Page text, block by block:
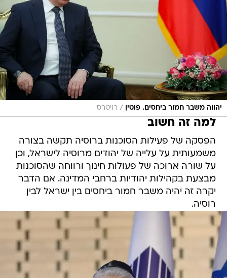
יהווה משבר חמור ביחסים. פוטין / רויטרס
למה זה חשוב
הפסקה של פעילות הסוכנות ברוסיה תקשה בצורה
משמעותית על עלייה של יהודים מרוסיה לישראל, וכן
על שורה ארוכה של פעולות חינוך ורווחה שהסוכנות
מבצעת בקהילות יהודיות ברחבי המדינה. אם הדבר
יקרה זה יהיה משבר חמור ביחסים בין ישראל לבין
רוסיה.